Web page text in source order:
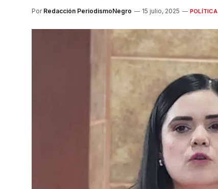
Por Redacción PeriodismoNegro 15 julio, 2025 POLÍTICA